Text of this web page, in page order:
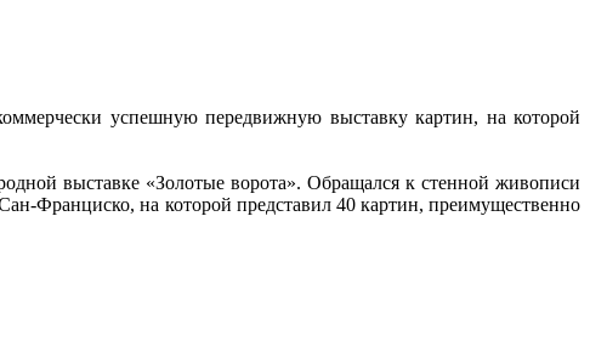
успешную передвижную выставку картин, на которой
выставке «Золотые ворота». Обращался к стенной живописи
Франциско, на которой представил 40 картин, преимущественно